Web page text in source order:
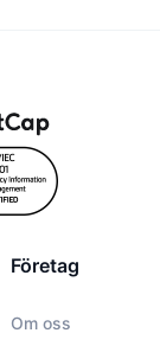
Företag
Om oss